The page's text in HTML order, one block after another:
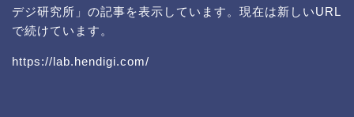
デジ研究所」の記事を表示しています。現在は新しいURL
で続けています。
https://lab.hendigi.com/